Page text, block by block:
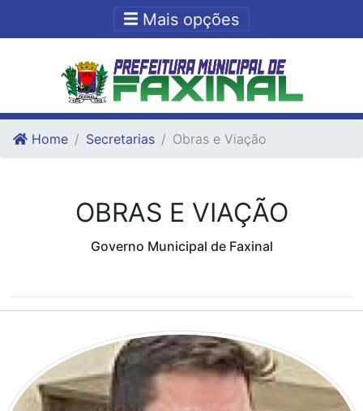
Ir para o fim do conteudo
Mais opções
Home Secretarias Obras e Viação
OBRAS E VIAÇÃO
Governo Municipal de Faxinal